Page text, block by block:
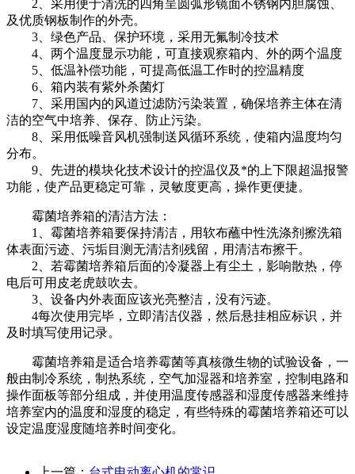
2、采用便于清洗的四角呈圆弧形镜面不锈钢内胆腐蚀、
及优质钢板制作的外壳。
3、绿色产品、保护环境，采用无氟制冷技术
4、两个温度显示功能，可直接观察箱内、外的两个温度
5、低温补偿功能，可提高低温工作时的控温精度
6、箱内装有紫外杀菌灯
7、采用国内的风道过滤防污染装置，确保培养主体在清
洁的空气中培养、保存、防止污染。
8、采用低噪音风机强制送风循环系统，使箱内温度均匀
分布。
9、先进的模块化技术设计的控温仪及*的上下限超温报警
功能，使产品更稳定可靠，灵敏度更高，操作更便捷。
霉菌培养箱的清洁方法：
1、霉菌培养箱要保持清洁，用软布蘸中性洗涤剂擦洗箱
体表面污迹、污垢目测无清洁剂残留，用清洁布擦干。
2、若霉菌培养箱后面的冷凝器上有尘土，影响散热，停
电后可用皮老虎鼓吹去。
3、设备内外表面应该光亮整洁，没有污迹。
4每次使用完毕，立即清洁仪器，然后悬挂相应标识，并
及时填写使用记录。
霉菌培养箱是适合培养霉菌等真核微生物的试验设备，一
般由制冷系统，制热系统，空气加湿器和培养室，控制电路和
操作面板等部分组成，并使用温度传感器和湿度传感器来维持
培养室内的温度和湿度的稳定，有些特殊的霉菌培养箱还可以
设定温度湿度随培养时间变化。